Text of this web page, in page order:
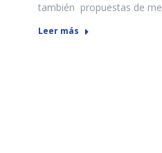
también propuestas de
Leer más